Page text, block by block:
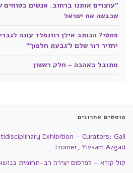
"עוצרים אותנו ברחוב. אנשים
שכבשה את ישראל
יחזיר דור שלם ל'גבעת חלפון'"
מתובל באהבה - חלק ראשון
פוסטים אחרונים
Exhibition – Curators: Gail
Tromer, Yivsam Azgad
קול קורא – לפרסום יצירה רב-תחומית